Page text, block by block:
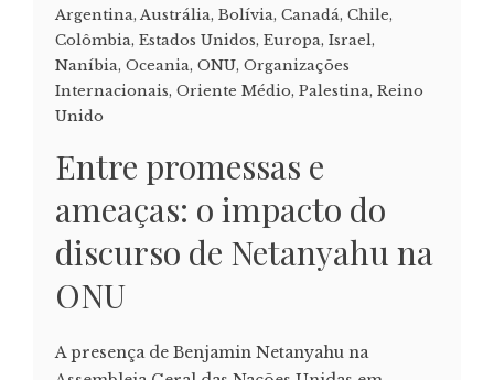
Argentina, Austrália, Bolívia, Canadá, Chile,
Colômbia, Estados Unidos, Europa, Israel,
Naníbia, Oceania, ONU, Organizações
Internacionais, Oriente Médio, Palestina, Reino
Unido
Entre promessas e
ameaças: o impacto do
discurso de Netanyahu na
ONU
A presença de Benjamin Netanyahu na